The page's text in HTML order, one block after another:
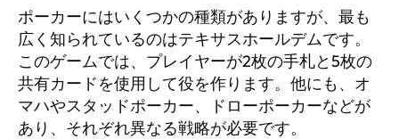
ポーカーにはいくつかの種類がありますが、最も
広く知られているのはテキサスホールデムです。
このゲームでは、プレイヤーが2枚の手札と5枚の
共有カードを使用して役を作ります。他にも、オ
マハやスタッドポーカー、ドローポーカーなどが
あり、それぞれ異なる戦略が必要です。